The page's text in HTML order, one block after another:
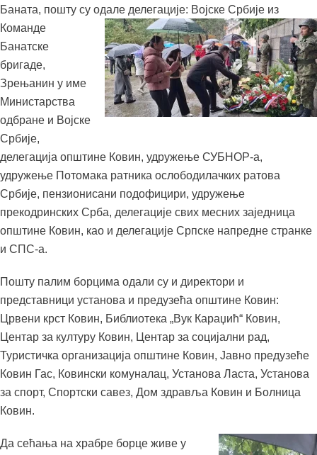
Баната, пошту су одале делегације: Војске Србије из
Команде
Банатске
бригаде,
Зрењанин у име
Министарства
одбране и Војске
Србије,
делегација општине Ковин, удружење СУБНОР-а,
удружење Потомака ратника ослободилачких ратова
Србије, пензионисани подофицири, удружење
прекодринских Срба, делегације свих месних заједница
општине Ковин, као и делегације Српске напредне странке
и СПС-а.
Пошту палим борцима одали су и директори и
представници установа и предузећа општине Ковин:
Црвени крст Ковин, Библиотека „Вук Караџић“ Ковин,
Центар за културу Ковин, Центар за социјални рад,
Туристичка организација општине Ковин, Јавно предузеће
Ковин Гас, Ковински комуналац, Установа Ласта, Установа
за спорт, Спортски савез, Дом здравља Ковин и Болница
Ковин.
Да сећања на храбре борце живе у